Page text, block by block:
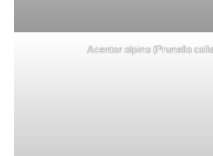
Acentor alpino (Prunella